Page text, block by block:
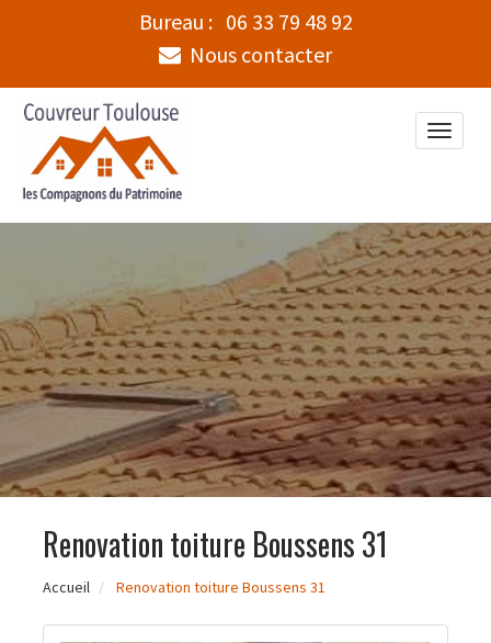
Bureau : 06 33 79 48 92
Nous contacter
Toggle
Renovation toiture Boussens 31
Accueil Renovation toiture Boussens 31